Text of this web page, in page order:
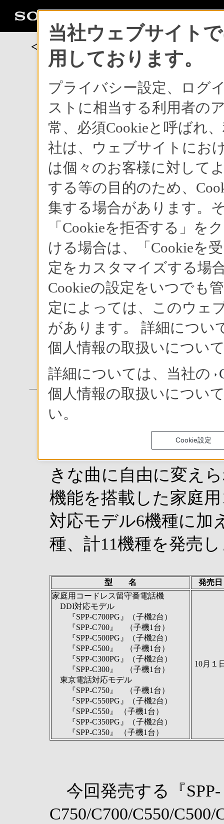
<報道資料>
新商品
家庭用電話に着信メロディ自作
音声と文字で電話相手を知ら
DDIに加え東京電話対応モデ
家庭用コードレス
ソニーマーケティ
本社：東京都港区）
きな曲に自由に変え
機能を搭載した家庭
対応モデル6機種に加
種、計11機種を発売
型 名
発売日
家庭用コードレス留守番電話機
DDI対応モデル
『SPP-C700PG』（子機2台）
『SPP-C700』 （子機1台）
『SPP-C500PG』（子機2台）
『SPP-C500』 （子機1台）
『SPP-C300PG』（子機2台）
『SPP-C300』 （子機1台）
東京電話対応モデル
『SPP-C750』 （子機1台）
『SPP-C550PG』（子機2台）
『SPP-C550』 （子機1台）
『SPP-C350PG』（子機2台）
『SPP-C350』 （子機1台）
10月１
今回発売する『SPP-
C750/C700/C550/
当社ウェブサイト
用しております。
プライバシー設定、ログ
ストに相当する利用者の
常、必須Cookieと呼ばれ
社は、ウェブサイトにお
は個々のお客様に対して
する等の目的のため、
集する場合があります。
「Cookieを拒否する」を
ける場合は、「Cookieを
定をカスタマイズする場
Cookieの設定をいつでも
定によっては、このウェ
があります。 詳細につい
個人情報の取扱いについ
詳細については、当社の
個人情報の取扱いについ
い。
Cookie設定